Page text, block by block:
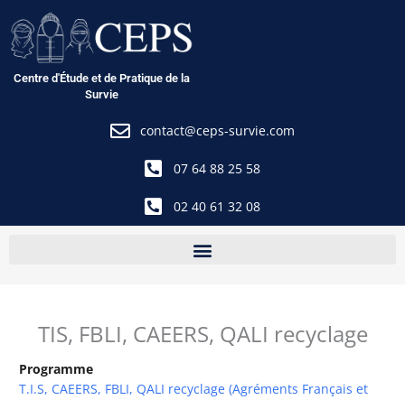
au
contenu
Centre d'Étude et de Pratique de la
Survie
contact@ceps-survie.com
07 64 88 25 58
02 40 61 32 08
TIS, FBLI, CAEERS, QALI recyclage
Programme
T.I.S, CAEERS, FBLI, QALI recyclage (Agréments Français et